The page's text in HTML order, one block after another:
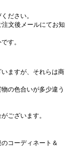
ださい。
文後メールにてお知
す。
ますが、それらは商
の色合いが多少違う
ございます。
コーディネート＆